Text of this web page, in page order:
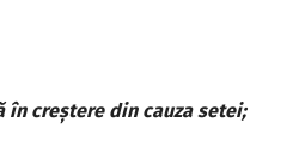
în creștere din cauza setei;